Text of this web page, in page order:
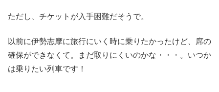
ただし、チケットが入手困難だそうで。
以前に伊勢志摩に旅行にいく時に乗りたかったけど、席の
確保ができなくて。まだ取りにくいのかな・・・。いつか
は乗りたい列車です！